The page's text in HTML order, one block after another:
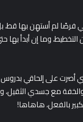
فرصًا لم أستهِن بها قط،
وما إن أبدأ بها حتى
أصرت على إلحاقي
والخفة مع جسدي
بالفعل، هاهاها!